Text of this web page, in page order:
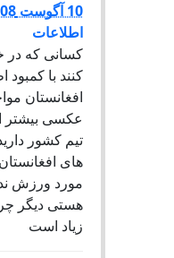
10 آگوست 2008, 16:05
اطلاعات
کسانی که در
کنند با
افغانستان
عکسی بیشتر
تیم کشور
های
مورد ورزش
هستی دیگر
زیاد است